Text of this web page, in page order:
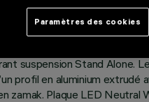
suspension Stand Alone.
profil en aluminium extrudé
zamak. Plaque LED Neutral
Paramètres des cookies